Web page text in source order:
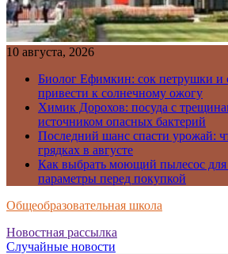
10 августа, 2026
Биолог Ефимкин: сок петрушки и
привести к солнечному ожогу
Химик Дорохов: посуда с
источником опасных бактерий
Последний шанс спасти урожай:
грядках в августе
Как выбрать моющий пылесос для
параметры перед покупкой
Общеобразовательная школа
Новостная рассылка
Случайные новости